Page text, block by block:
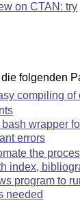
on CTAN: try
folgenden
compiling
bash wrapper
errors
the
index,
program to
needed